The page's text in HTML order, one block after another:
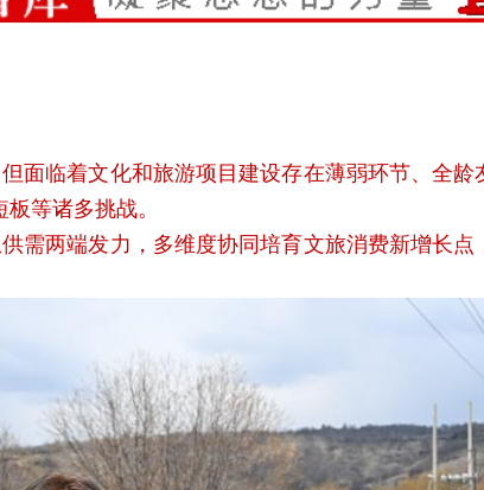
面临着文化和旅游项目建设存在薄弱环节、全
等诸多挑战。
需两端发力，多维度协同培育文旅消费新增长